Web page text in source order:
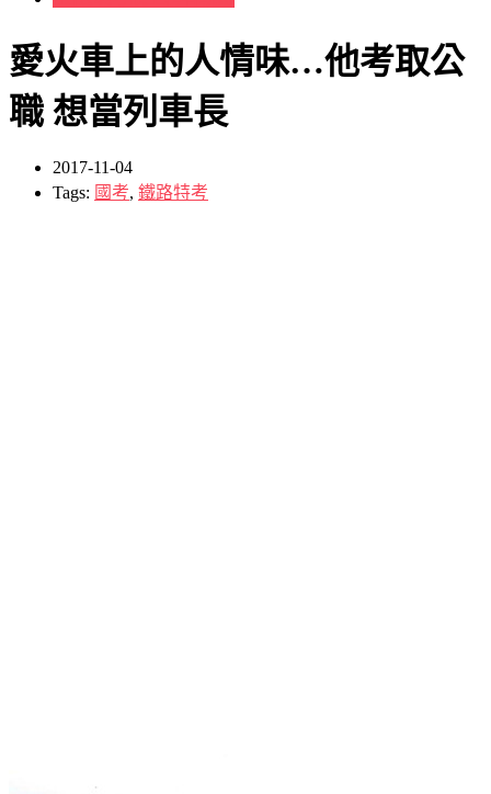
愛火車上的人情味…他考取公
職 想當列車長
2017-11-04
Tags: 國考, 鐵路特考